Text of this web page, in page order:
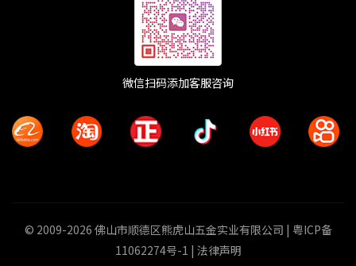
微信扫码添加客服咨询
© 2009-2026 佛山市顺德区熊虎山五金实业有限公司 | 粤ICP备
11062274号-1 | 法律声明